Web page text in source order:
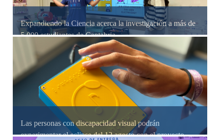
Expandiendo la Ciencia acerca la investigación a más de
5.000 estudiantes de Cantabria
Las personas con discapacidad visual podrán
experimentar el eclipse del 12 agosto con el proyecto